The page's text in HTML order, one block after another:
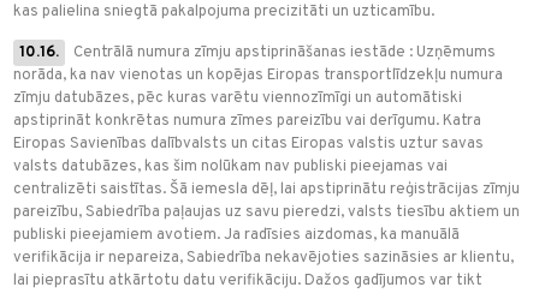
kas palielina sniegtā pakalpojuma precizitāti un uzticamību.
10.16.
Centrālā numura zīmju apstiprināšanas iestāde : Uzņēmums
norāda, ka nav vienotas un kopējas Eiropas transportlīdzekļu numura
zīmju datubāzes, pēc kuras varētu viennozīmīgi un automātiski
apstiprināt konkrētas numura zīmes pareizību vai derīgumu. Katra
Eiropas Savienības dalībvalsts un citas Eiropas valstis uztur savas
valsts datubāzes, kas šim nolūkam nav publiski pieejamas vai
centralizēti saistītas. Šā iemesla dēļ, lai apstiprinātu reģistrācijas zīmju
pareizību, Sabiedrība paļaujas uz savu pieredzi, valsts tiesību aktiem un
publiski pieejamiem avotiem. Ja radīsies aizdomas, ka manuālā
verifikācija ir nepareiza, Sabiedrība nekavējoties sazināsies ar klientu,
lai pieprasītu atkārtotu datu verifikāciju. Dažos gadījumos var tikt